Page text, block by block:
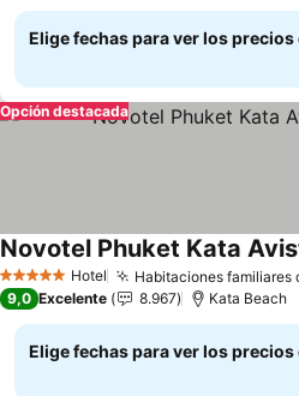
Elige fechas para ver los precios
Opción destacada
5 Estrellas Hotel Habitaciones familiares
Novotel Phuket Kata
9,0 Excelente 8.967 Kata Beach
Elige fechas para ver los precios